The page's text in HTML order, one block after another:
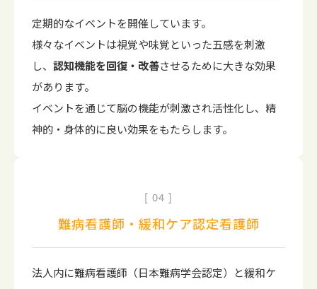
定期的なイベントを開催しています。
様々なイベントは視覚や味覚といった五感を刺激
し、 認知機能を回復・改善させるために大きな効果
があります。
イベントを通じて脳の機能が刺激され活性化し、精
神的・身体的に良い効果をもたらします。
04
難病看護師・緩和ケア認定看護師
法人内に難病看護師（日本難病学会認定）と緩和ケ